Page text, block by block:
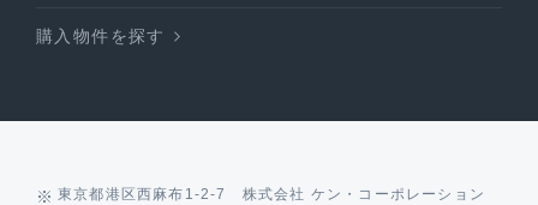
購入物件を探す
東京都港区西麻布1-2-7 株式会社 ケン・コーポレーション